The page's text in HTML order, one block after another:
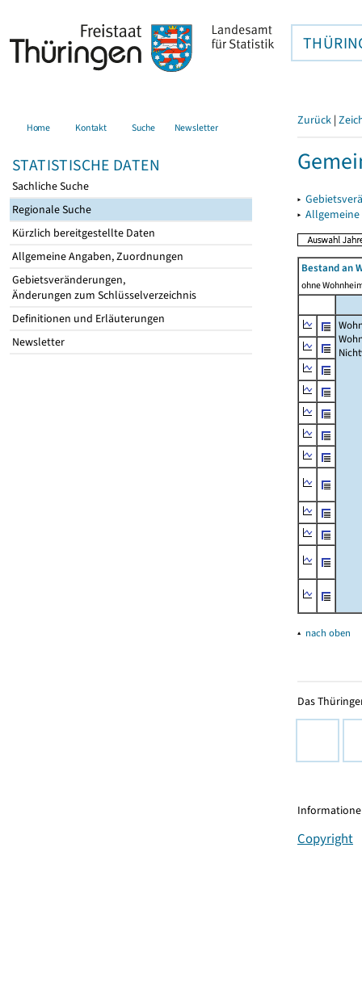
Home Kontakt Suche Newsletter
STATISTISCHE DATEN
Sachliche Suche
Regionale Suche
Kürzlich bereitgestellte Daten
Allgemeine Angaben, Zuordnungen
Gebietsveränderungen,
Änderungen zum Schlüsselverzeichnis
Definitionen und Erläuterungen
Newsletter
Zurück |
▸
▸
Bestand an
ohne
▴ nach oben
Das
Copyright